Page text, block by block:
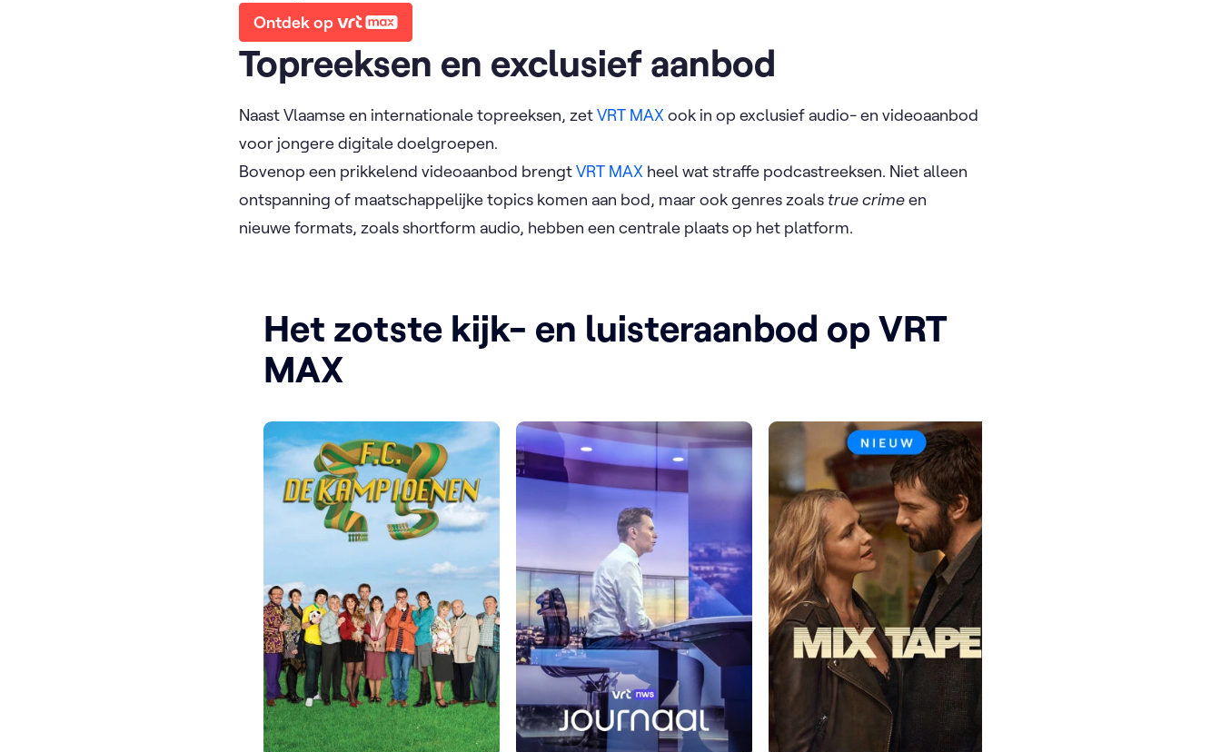
Ontdek op
Topreeksen en exclusief aanbod
Naast Vlaamse en internationale topreeksen, zetVRT MAXook in op exclusief audio- en videoaanbod
voor jongere digitale doelgroepen.
Bovenop een prikkelend videoaanbod brengtVRT MAX heel wat straffe podcastreeksen. Niet alleen
ontspanning of maatschappelijke topics komen aan bod, maar ook genres zoalstrue crimeen
nieuwe formats, zoals shortform audio, hebben een centrale plaats op het platform.
Het zotste kijk- en luisteraanbod op VRT
MAX